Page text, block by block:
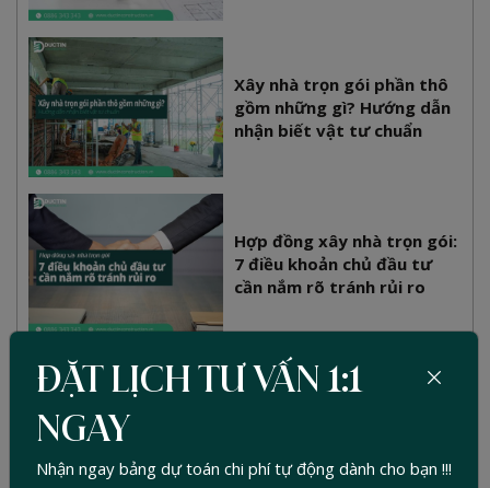
Xây nhà trọn gói phần thô
gồm những gì? Hướng dẫn
nhận biết vật tư chuẩn
Hợp đồng xây nhà trọn gói:
7 điều khoản chủ đầu tư
cần nắm rõ tránh rủi ro
5 Tiêu chí nhận diện bảng
ĐẶT LỊCH TƯ VẤN 1:1
NGAY
Nhận ngay bảng dự toán chi phí tự động dành cho bạn !!!